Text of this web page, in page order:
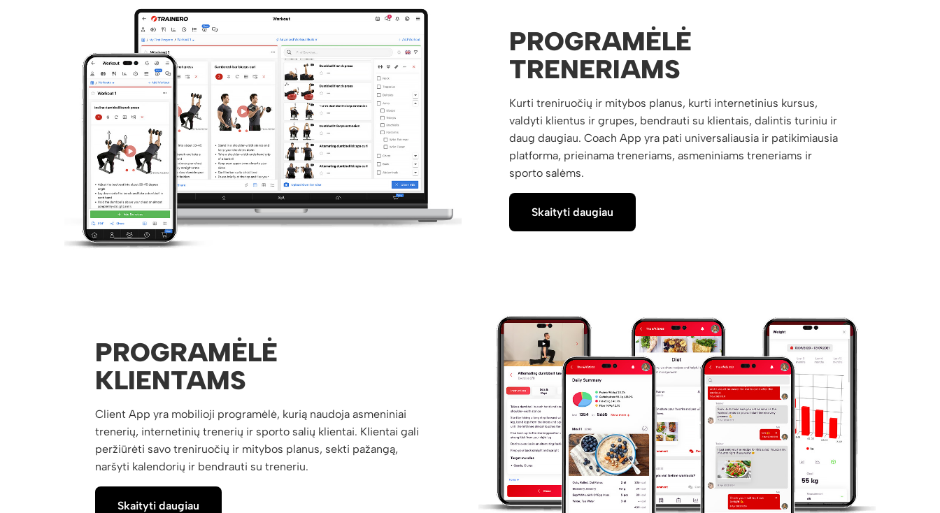
PROGRAMĖLĖ
TRENERIAMS
Kurti treniruočių ir mitybos planus, kurti internetinius kursus,
valdyti klientus ir grupes, bendrauti su klientais, dalintis turiniu ir
daug daugiau. Coach App yra pati universaliausia ir patikimiausia
platforma, prieinama treneriams, asmeniniams treneriams ir
sporto salėms.
Skaityti daugiau
PROGRAMĖLĖ
KLIENTAMS
Client App yra mobilioji programėlė, kurią naudoja asmeniniai
trenerių, internetinių trenerių ir sporto salių klientai. Klientai gali
peržiūrėti savo treniruočių ir mitybos planus, sekti pažangą,
naršyti kalendorių ir bendrauti su treneriu.
Skaityti daugiau